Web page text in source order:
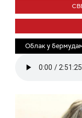
Облак у